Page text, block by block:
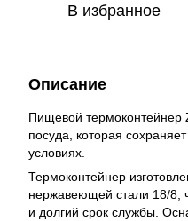
В избранное
Описание
Пищевой термоконтейнер
посуда, которая
условиях.
Термоконтейнер
нержавеющей стали 18/8,
и долгий срок службы.